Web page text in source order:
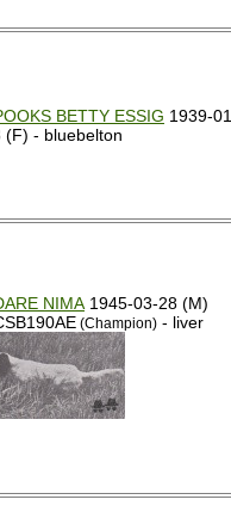
BETTY ESSIG 1939-
(F) - bluebelton
NIMA 1945-03-28 (M)
(Champion) - liver